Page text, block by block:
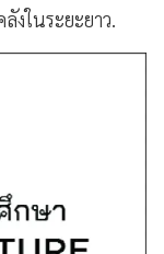
งในระยะยาว.